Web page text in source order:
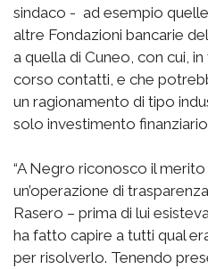
sindaco - ad esempio
altre Fondazioni bancarie
a quella di Cuneo, con cui,
corso contatti, e che
un ragionamento di tipo
solo investimento
“A Negro riconosco il
un’operazione di
Rasero – prima di lui
ha fatto capire a tutti qual
per risolverlo. Tenendo